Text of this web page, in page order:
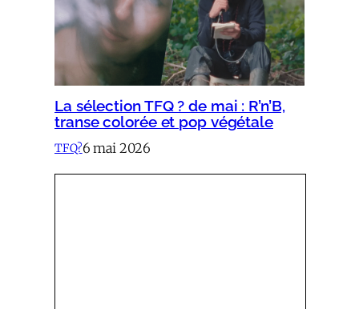
La sélection TFQ ? de mai : R’n’B,
transe colorée et pop végétale
TFQ?6 mai 2026